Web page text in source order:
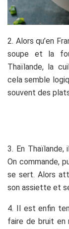
2. Alors qu’en
soupe et la
Thaïlande, la
cela semble
souvent des
3. En
On commande,
se sert. Alors
son assiette et
4. Il est enfin
faire de bruit en